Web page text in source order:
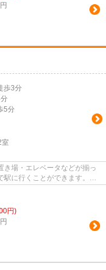
歩3分
5分
室
き場・エレベータなどが揃っ
駅に行くことができます。造
円)